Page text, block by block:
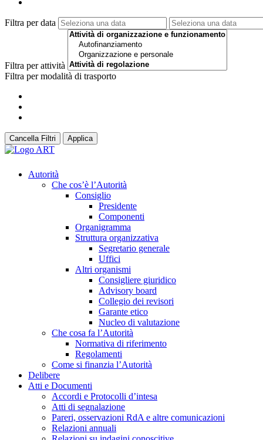
Filtra per data
Filtra per attività
Filtra per modalità di trasporto
Cancella Filtri Applica
Autorità
Che cos’è l’Autorità
Consiglio
Presidente
Componenti
Organigramma
Struttura organizzativa
Segretario generale
Uffici
Altri organismi
Consigliere giuridico
Advisory board
Collegio dei revisori
Garante etico
Nucleo di valutazione
Che cosa fa l’Autorità
Normativa di riferimento
Regolamenti
Come si finanzia l’Autorità
Delibere
Atti e Documenti
Accordi e Protocolli d’intesa
Atti di segnalazione
Pareri, osservazioni RdA e altre comunicazioni
Relazioni annuali